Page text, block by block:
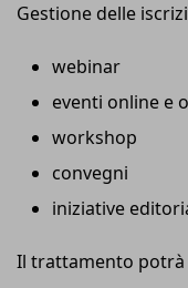
Gestione delle
webinar
eventi online e
workshop
convegni
iniziative
Il trattamento potrà